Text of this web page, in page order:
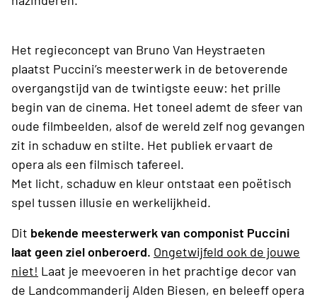
Het regieconcept van Bruno Van Heystraeten
plaatst Puccini’s meesterwerk in de betoverende
overgangstijd van de twintigste eeuw: het prille
begin van de cinema. Het toneel ademt de sfeer van
oude filmbeelden, alsof de wereld zelf nog gevangen
zit in schaduw en stilte. Het publiek ervaart de
opera als een filmisch tafereel.
Met licht, schaduw en kleur ontstaat een poëtisch
spel tussen illusie en werkelijkheid.
Dit bekende meesterwerk van componist Puccini
laat geen ziel onberoerd. Ongetwijfeld ook de jouwe
niet! Laat je meevoeren in het prachtige decor van
de Landcommanderij Alden Biesen, en beleeff opera